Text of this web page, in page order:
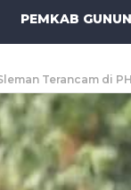
PEMKAB
Terancam di